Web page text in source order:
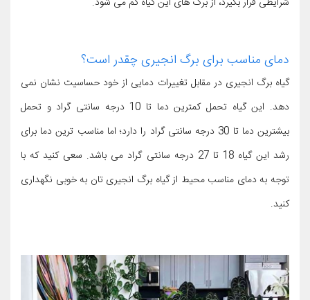
دمای مناسب برای برگ انجیری چقدر است؟
گیاه برگ انجیری در مقابل تغییرات دمایی از خود حساسیت نشان نمی
دهد. این گیاه تحمل کمترین دما تا 10 درجه سانتی گراد و تحمل
بیشترین دما تا 30 درجه سانتی گراد را دارد؛ اما مناسب ترین دما برای
رشد این گیاه 18 تا 27 درجه سانتی گراد می باشد. سعی کنید که با
توجه به دمای مناسب محیط از گیاه برگ انجیری تان به خوبی نگهداری
کنید.